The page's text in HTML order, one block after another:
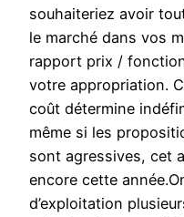
souhaiteriez avoir
le marché dans vos
rapport prix /
votre appropriation.
coût détermine
même si les
sont agressives, cet
encore cette
d’exploitation